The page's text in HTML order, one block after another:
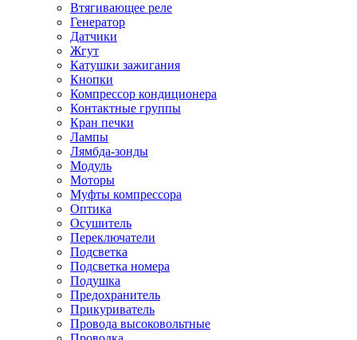
Втягивающее реле
Генератор
Датчики
Жгут
Катушки зажигания
Кнопки
Компрессор кондиционера
Контактные группы
Кран печки
Лампы
Лямбда-зонды
Модуль
Моторы
Муфты компрессора
Оптика
Осушитель
Переключатели
Подсветка
Подсветка номера
Подушка
Предохранитель
Прикуриватель
Провода высоковольтные